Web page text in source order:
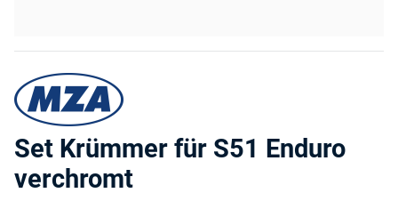
Set Krümmer für S51 Enduro
verchromt